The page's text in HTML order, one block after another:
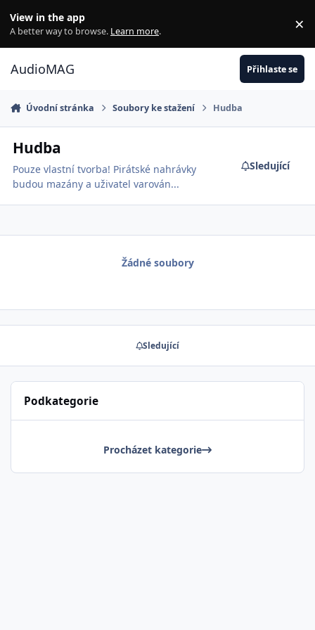
View in the app
A better way to browse. Learn more. ×
AudioMAG Přihlaste se
Úvodní stránka Soubory ke stažení Hudba
Hudba
Pouze vlastní tvorba! Pirátské nahrávky
budou mazány a uživatel varován...
Sledující
Žádné soubory
Sledující
Podkategorie
Procházet kategorie